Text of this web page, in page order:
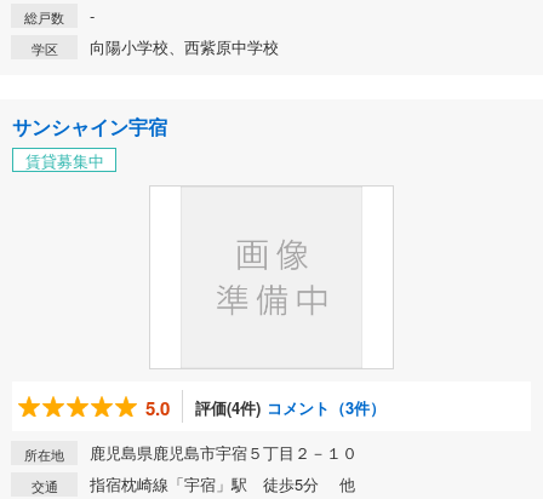
総戸数 -
学区 向陽小学校、西紫原中学校
サンシャイン宇宿
賃貸募集中
5.0 評価(4件) コメント（3件）
所在地 鹿児島県鹿児島市宇宿５丁目２－１０
交通 指宿枕崎線「宇宿」駅 徒歩5分 他